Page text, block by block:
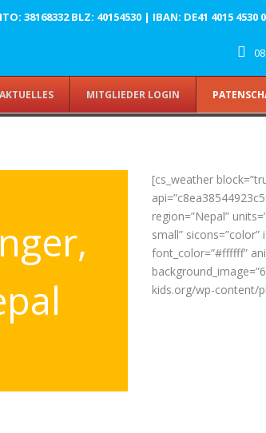
38168332 BLZ: 40154530 | IBAN: DE41 4015
AKTUELLES MITGLIEDER LOGIN
[cs_weather
region=”Nepal”
small” sicons=”color”
font_color=”#ffffff”
kids.org/wp-content/